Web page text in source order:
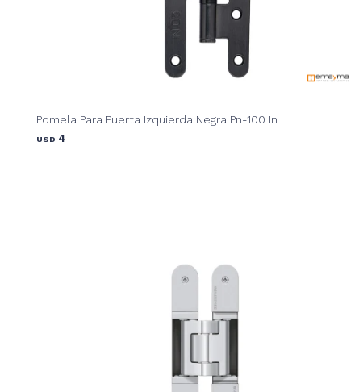
Pomela Para Puerta Izquierda Negra Pn-100 In
USD 4